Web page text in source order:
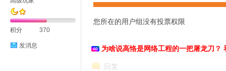
积分 370
发消息
您所在的用户组没有投票权限
为啥说高恪是网络工程的一把屠龙刀？
回复